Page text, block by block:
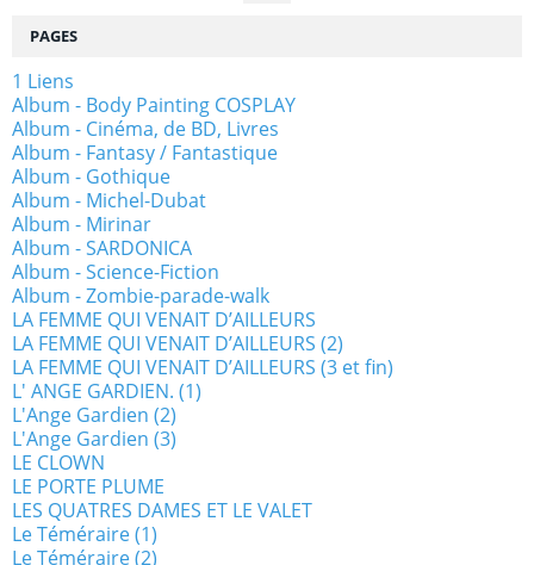
PAGES
1 Liens
Album - Body Painting COSPLAY
Album - Cinéma, de BD, Livres
Album - Fantasy / Fantastique
Album - Gothique
Album - Michel-Dubat
Album - Mirinar
Album - SARDONICA
Album - Science-Fiction
Album - Zombie-parade-walk
LA FEMME QUI VENAIT D’AILLEURS
LA FEMME QUI VENAIT D’AILLEURS (2)
LA FEMME QUI VENAIT D’AILLEURS (3 et fin)
L' ANGE GARDIEN. (1)
L'Ange Gardien (2)
L'Ange Gardien (3)
LE CLOWN
LE PORTE PLUME
LES QUATRES DAMES ET LE VALET
Le Téméraire (1)
Le Téméraire (2)